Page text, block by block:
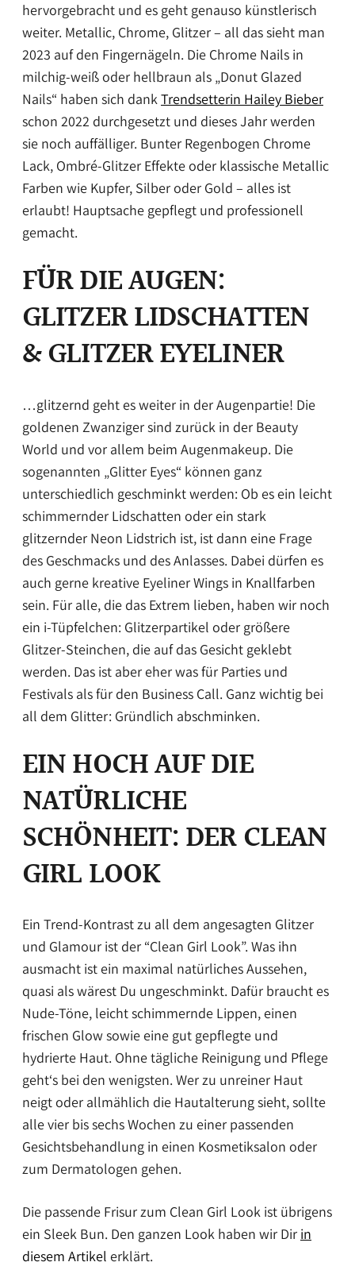
hervorgebracht und es geht genauso künstlerisch
weiter. Metallic, Chrome, Glitzer – all das sieht man
2023 auf den Fingernägeln. Die Chrome Nails in
milchig-weiß oder hellbraun als „Donut Glazed
Nails“ haben sich dankTrendsetterin Hailey Bieber
schon 2022 durchgesetzt und dieses Jahr werden
sie noch auffälliger. Bunter Regenbogen Chrome
Lack, Ombré-Glitzer Effekte oder klassische Metallic
Farben wie Kupfer, Silber oder Gold – alles ist
erlaubt! Hauptsache gepflegt und professionell
gemacht.
FÜR DIE AUGEN:
GLITZER LIDSCHATTEN
& GLITZER EYELINER
…glitzernd geht es weiter in der Augenpartie! Die
goldenen Zwanziger sind zurück in der Beauty
World und vor allem beim Augenmakeup. Die
sogenannten „Glitter Eyes“ können ganz
unterschiedlich geschminkt werden: Ob es ein leicht
schimmernder Lidschatten oder ein stark
glitzernder Neon Lidstrich ist, ist dann eine Frage
des Geschmacks und des Anlasses. Dabei dürfen es
auch gerne kreative Eyeliner Wings in Knallfarben
sein. Für alle, die das Extrem lieben, haben wir noch
ein i-Tüpfelchen: Glitzerpartikel oder größere
Glitzer-Steinchen, die auf das Gesicht geklebt
werden. Das ist aber eher was für Parties und
Festivals als für den Business Call. Ganz wichtig bei
all dem Glitter: Gründlich abschminken.
EIN HOCH AUF DIE
NATÜRLICHE
SCHÖNHEIT: DER CLEAN
GIRL LOOK
Ein Trend-Kontrast zu all dem angesagten Glitzer
und Glamour ist der “Clean Girl Look”. Was ihn
ausmacht ist ein maximal natürliches Aussehen,
quasi als wärest Du ungeschminkt. Dafür braucht es
Nude-Töne, leicht schimmernde Lippen, einen
frischen Glow sowie eine gut gepflegte und
hydrierte Haut. Ohne tägliche Reinigung und Pflege
geht‘s bei den wenigsten. Wer zu unreiner Haut
neigt oder allmählich die Hautalterung sieht, sollte
alle vier bis sechs Wochen zu einer passenden
Gesichtsbehandlung in einen Kosmetiksalon oder
zum Dermatologen gehen.
Die passende Frisur zum Clean Girl Look ist übrigens
ein Sleek Bun. Den ganzen Look haben wir Dir in
diesem Artikel erklärt.